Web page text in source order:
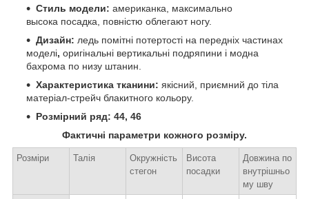
Стиль модели: американка, максимально
высока посадка, повністю облегают ногу.
Дизайн: ледь помітні потертості на передніх частинах
моделі, оригінальні вертикальні подряпини і модна
бахрома по низу штанин.
Характеристика тканини: якісний, приємний до тіла
матеріал-стрейч блакитного кольору.
Розмірний ряд: 44, 46
Фактичні параметри кожного розміру.
Розміри Талія
Окружність
стегон
Висота
посадки
Довжина по
внутрішньо
му шву